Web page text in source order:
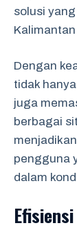
solusi
Dengan
tidak
juga
berbagai
pengguna
dalam